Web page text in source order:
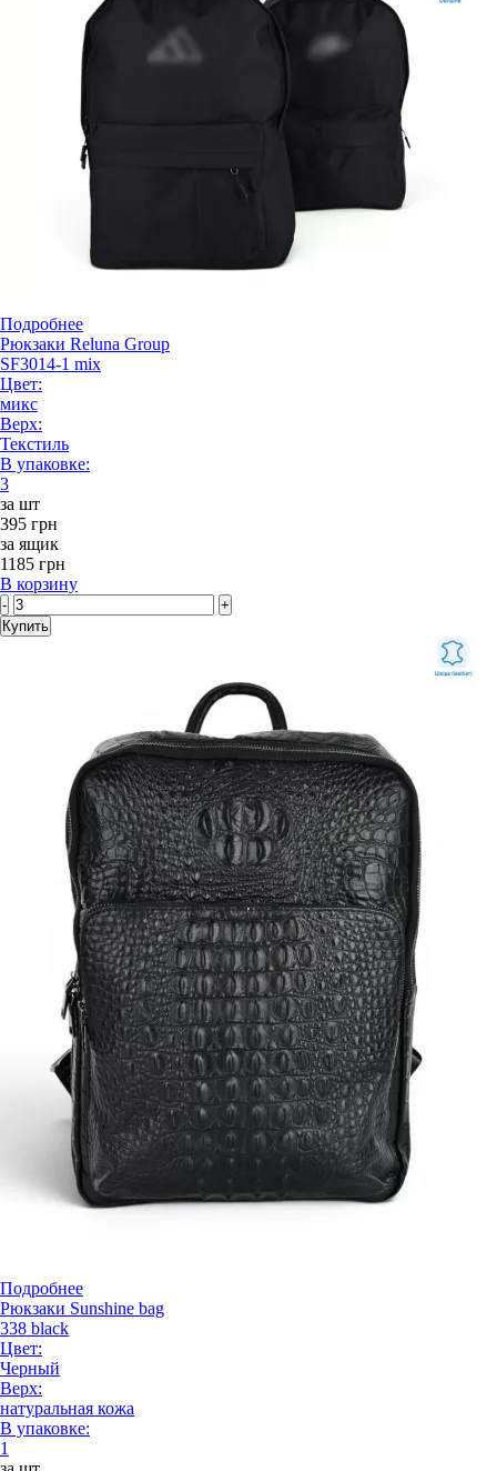
Подробнее
Рюкзаки Reluna Group
SF3014-1 mix
Цвет:
микс
Верх:
Текстиль
В упаковке:
3
за шт
395 грн
за ящик
1185 грн
В корзину
-
+
Купить
Подробнее
Рюкзаки Sunshine bag
338 black
Цвет:
Черный
Верх:
натуральная кожа
В упаковке:
1